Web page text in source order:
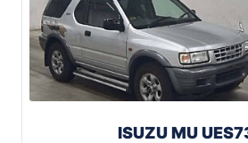
ISUZU MU